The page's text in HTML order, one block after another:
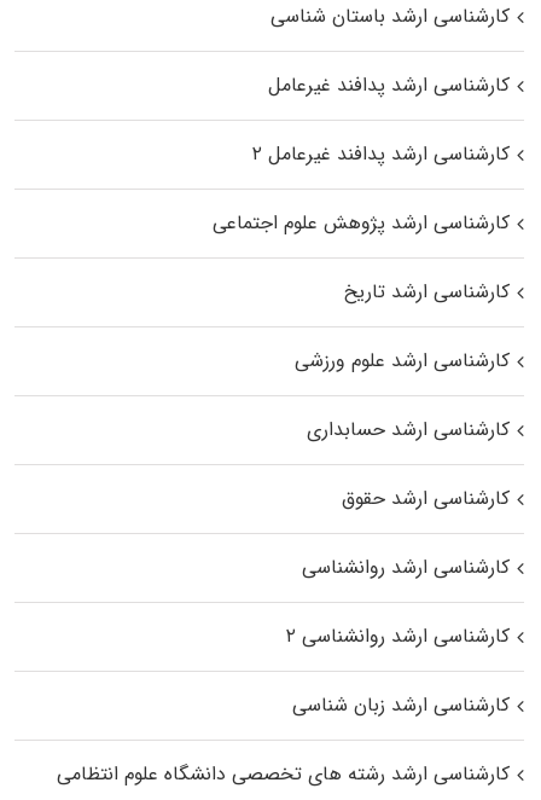
کارشناسی ارشد باستان شناسی
کارشناسی ارشد پدافند غیرعامل
کارشناسی ارشد پدافند غیرعامل ۲
کارشناسی ارشد پژوهش علوم اجتماعی
کارشناسی ارشد تاریخ
کارشناسی ارشد علوم ورزشی
کارشناسی ارشد حسابداری
کارشناسی ارشد حقوق
کارشناسی ارشد روانشناسی
کارشناسی ارشد روانشناسی ۲
کارشناسی ارشد زبان شناسی
کارشناسی ارشد رﺷﺘﻪ ﻫﺎی تخصصی داﻧﺸﮕﺎه ﻋﻠﻮم انتظامی